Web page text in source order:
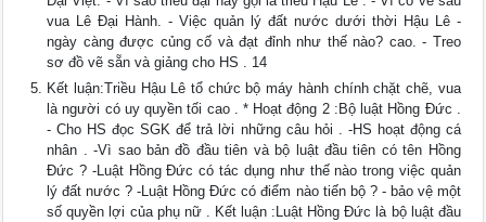
vua Lê Đại Hành. - Việc quản lý đất nước dưới thời Hậu Lê -
ngày càng được củng cố và đạt đỉnh như thế nào? cao. - Treo
sơ đồ vẽ sẵn và giảng cho HS . 14
Kết luận:Triều Hậu Lê tổ chức bộ máy hành chính chặt chẽ, vua
là người có uy quyền tối cao . * Hoạt động 2 :Bộ luật Hồng Đức .
- Cho HS đọc SGK để trả lời những câu hỏi . -HS hoạt động cá
nhân . -Vì sao bản đồ đầu tiên và bộ luật đầu tiên có tên Hồng
Đức ? -Luật Hồng Đức có tác dụng như thế nào trong việc quản
lý đất nước ? -Luật Hồng Đức có điểm nào tiến bộ ? - bảo vệ một
số quyền lợi của phụ nữ . Kết luận :Luật Hồng Đức là bộ luật đầu